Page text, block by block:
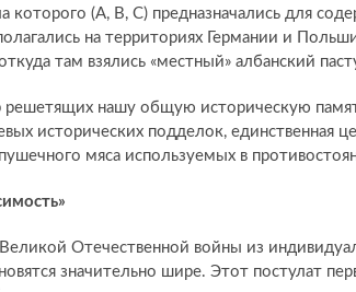
(A, B, C) предназначались для
на территориях Германии и
там взялись «местный» албанский
решетящих нашу общую историческую
исторических подделок, единственная
мяса используемых в
Отечественной войны из
значительно шире. Этот постулат